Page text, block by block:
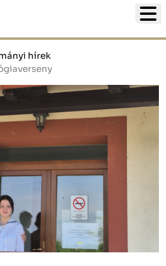
hírek